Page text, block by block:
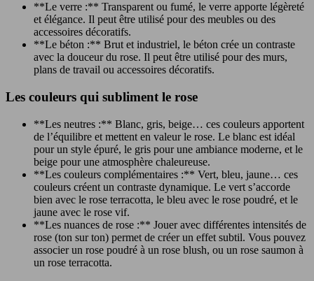
**Le verre :** Transparent ou fumé, le verre apporte légèreté
et élégance. Il peut être utilisé pour des meubles ou des
accessoires décoratifs.
**Le béton :** Brut et industriel, le béton crée un contraste
avec la douceur du rose. Il peut être utilisé pour des murs,
plans de travail ou accessoires décoratifs.
Les couleurs qui subliment le rose
**Les neutres :** Blanc, gris, beige… ces couleurs apportent
de l’équilibre et mettent en valeur le rose. Le blanc est idéal
pour un style épuré, le gris pour une ambiance moderne, et le
beige pour une atmosphère chaleureuse.
**Les couleurs complémentaires :** Vert, bleu, jaune… ces
couleurs créent un contraste dynamique. Le vert s’accorde
bien avec le rose terracotta, le bleu avec le rose poudré, et le
jaune avec le rose vif.
**Les nuances de rose :** Jouer avec différentes intensités de
rose (ton sur ton) permet de créer un effet subtil. Vous pouvez
associer un rose poudré à un rose blush, ou un rose saumon à
un rose terracotta.